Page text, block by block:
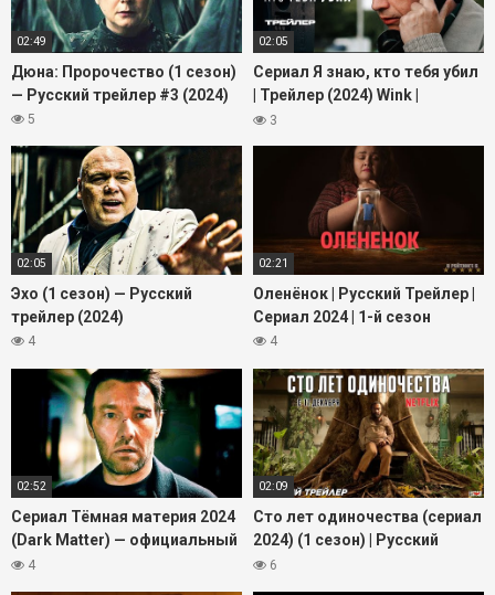
02:49
Дюна: Пророчество (1 сезон)
— Русский трейлер #3 (2024)
5
02:05
Сериал Я знаю, кто тебя убил
| Трейлер (2024) Wink |
Александр Яценко, Юлия
3
02:05
Эхо (1 сезон) — Русский
трейлер (2024)
4
02:21
Оленёнок | Русский Трейлер |
Сериал 2024 | 1-й сезон
4
02:52
Сериал Тёмная материя 2024
(Dark Matter) — официальный
трейлер на русском
4
02:09
Сто лет одиночества (сериал
2024) (1 сезон) | Русский
трейлер (18+) | C 11 декабря,
6